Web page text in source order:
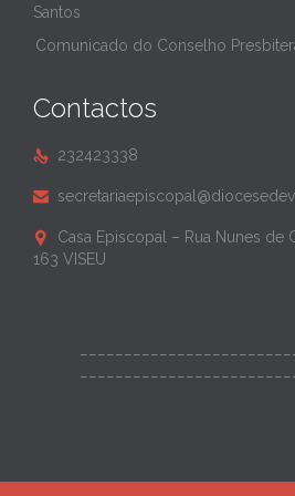
Santos
Comunicado do Conselho
Contactos
 232423338


Casa Episcopal – Rua Nunes de
163 VISEU